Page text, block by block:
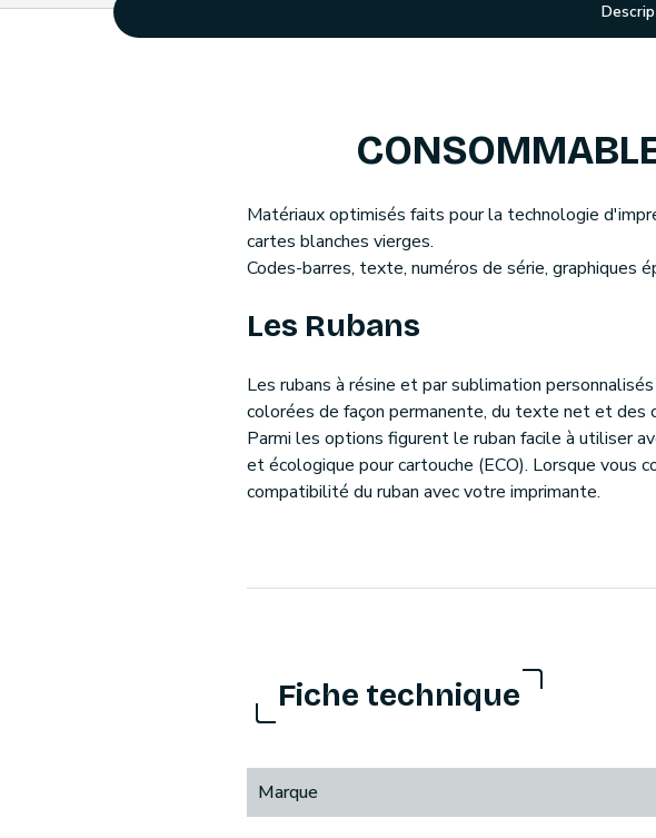
Matériaux optimisés faits pour la technologie
cartes blanches vierges.
Codes-barres, texte, numéros de série, graphiques
Les Rubans
Les rubans à résine et par sublimation
colorées de façon permanente, du texte net et des
Parmi les options figurent le ruban facile à utiliser
et écologique pour cartouche (ECO). Lorsque vous
compatibilité du ruban avec votre imprimante.
Fiche technique
Marque